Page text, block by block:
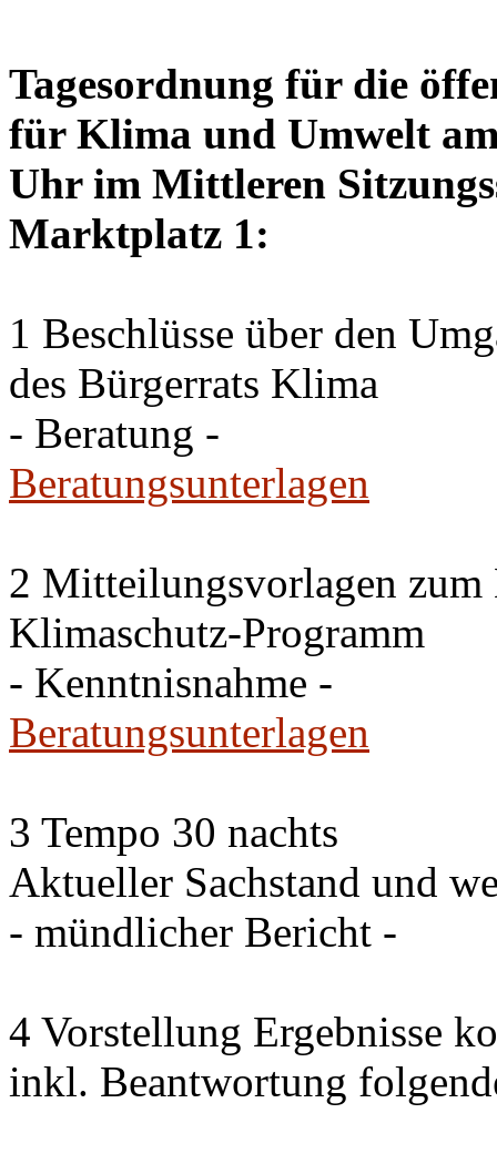
Tagesordnung für die
für Klima und Umwelt
Uhr im Mittleren
Marktplatz 1:
1 Beschlüsse über den
des Bürgerrats Klima
- Beratung -
Beratungsunterlagen
2 Mitteilungsvorlagen zum
Klimaschutz-Programm
- Kenntnisnahme -
Beratungsunterlagen
3 Tempo 30 nachts
Aktueller Sachstand und
- mündlicher Bericht -
4 Vorstellung Ergebnisse
inkl. Beantwortung